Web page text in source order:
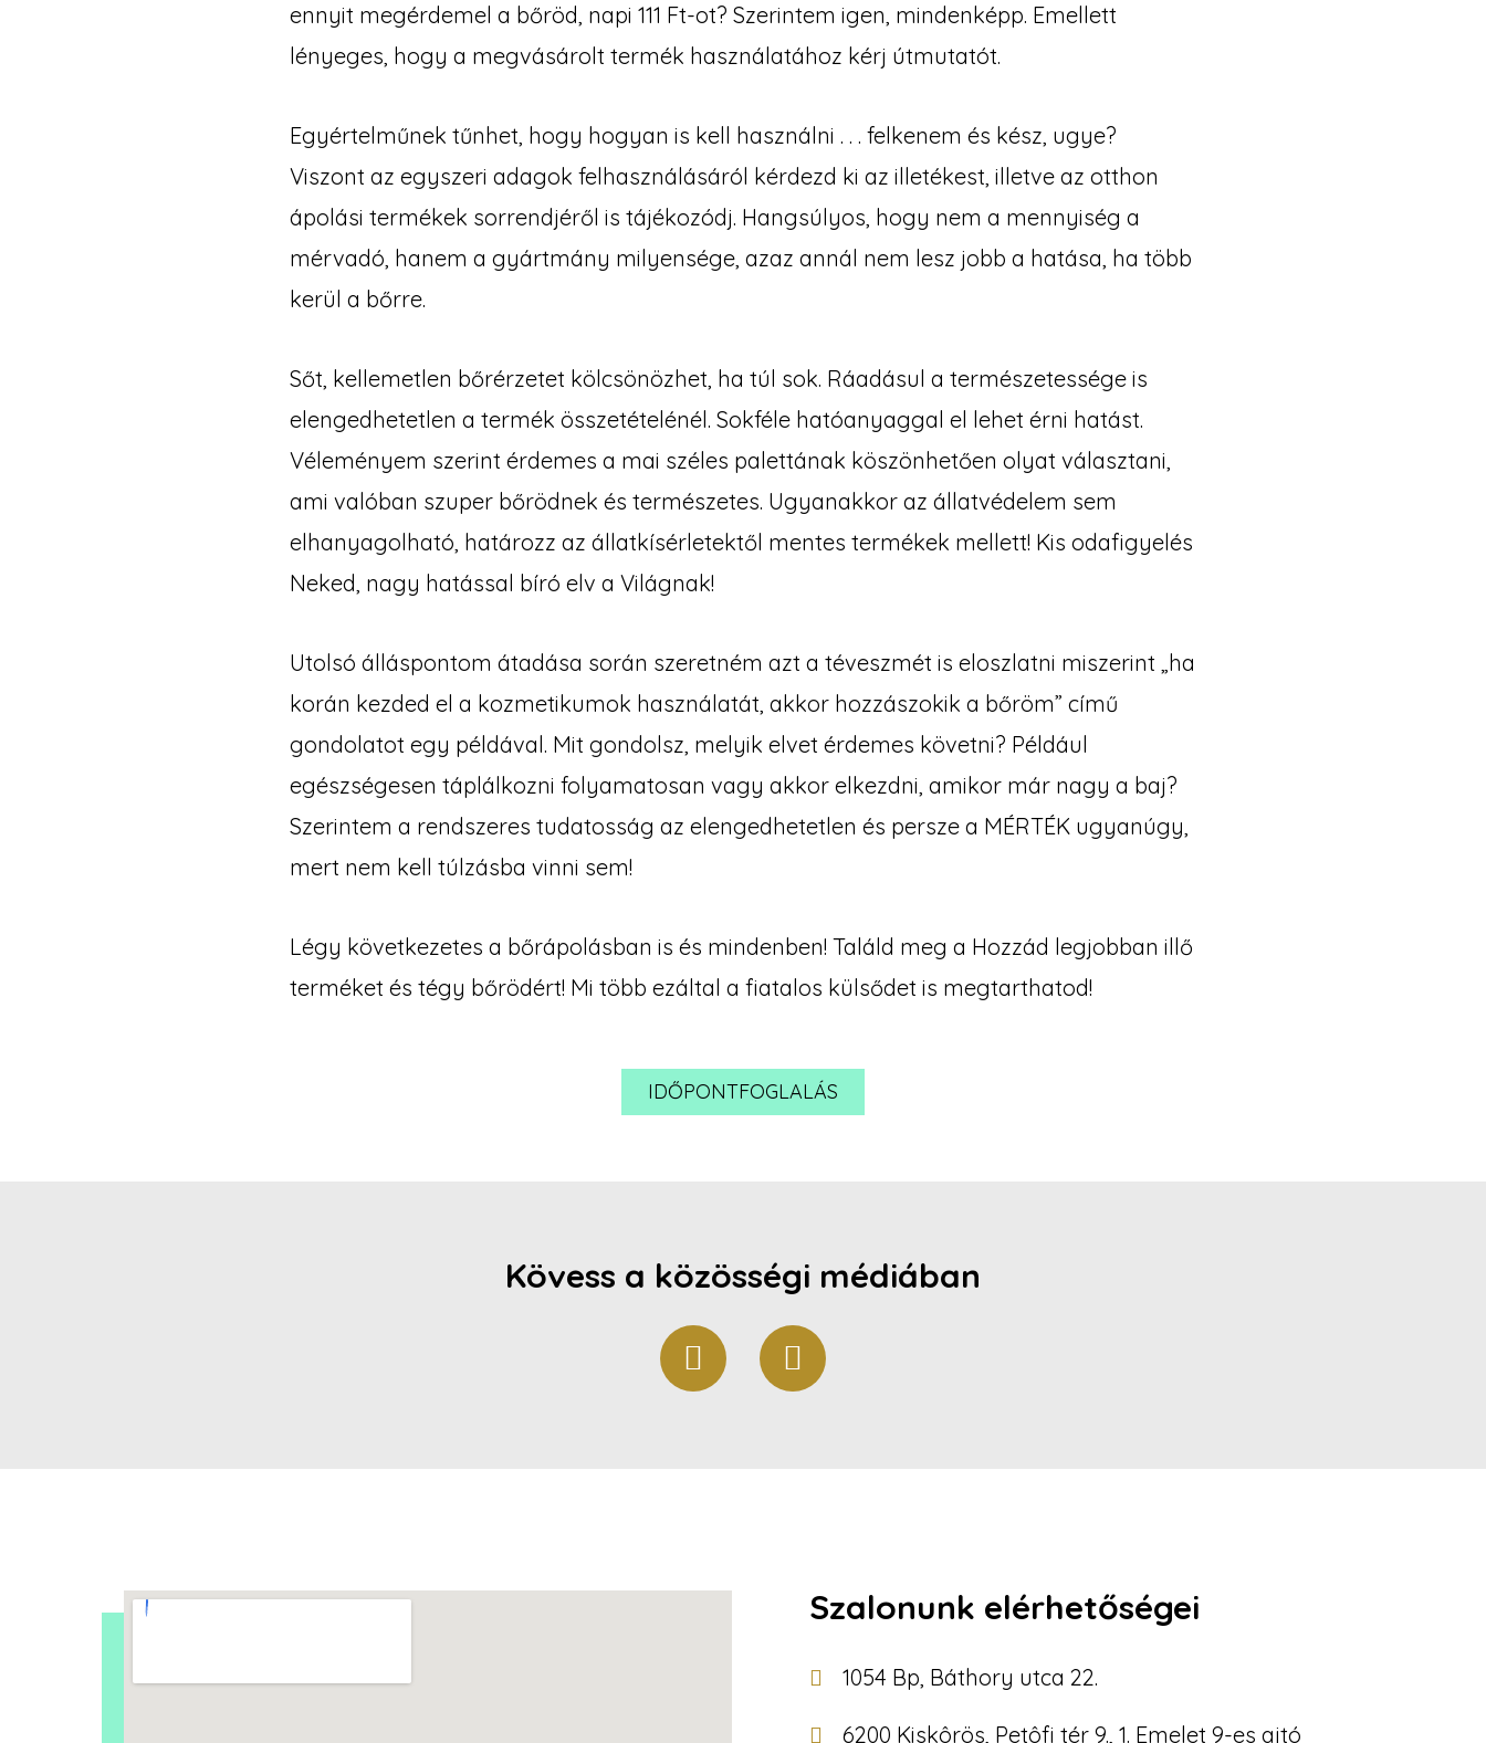
ennyit megérdemel a bőröd, napi 111 Ft-ot? Szerintem igen, mindenképp. Emellett
lényeges, hogy a megvásárolt termék használatához kérj útmutatót.
Egyértelműnek tűnhet, hogy hogyan is kell használni . . . felkenem és kész, ugye?
Viszont az egyszeri adagok felhasználásáról kérdezd ki az illetékest, illetve az otthon
ápolási termékek sorrendjéről is tájékozódj. Hangsúlyos, hogy nem a mennyiség a
mérvadó, hanem a gyártmány milyensége, azaz annál nem lesz jobb a hatása, ha több
kerül a bőrre.
Sőt, kellemetlen bőrérzetet kölcsönözhet, ha túl sok. Ráadásul a természetessége is
elengedhetetlen a termék összetételénél. Sokféle hatóanyaggal el lehet érni hatást.
Véleményem szerint érdemes a mai széles palettának köszönhetően olyat választani,
ami valóban szuper bőrödnek és természetes. Ugyanakkor az állatvédelem sem
elhanyagolható, határozz az állatkísérletektől mentes termékek mellett! Kis odafigyelés
Neked, nagy hatással bíró elv a Világnak!
Utolsó álláspontom átadása során szeretném azt a téveszmét is eloszlatni miszerint „ha
korán kezded el a kozmetikumok használatát, akkor hozzászokik a bőröm” című
gondolatot egy példával. Mit gondolsz, melyik elvet érdemes követni? Például
egészségesen táplálkozni folyamatosan vagy akkor elkezdni, amikor már nagy a baj?
Szerintem a rendszeres tudatosság az elengedhetetlen és persze a MÉRTÉK ugyanúgy,
mert nem kell túlzásba vinni sem!
Légy következetes a bőrápolásban is és mindenben! Találd meg a Hozzád legjobban illő
terméket és tégy bőrödért! Mi több ezáltal a fiatalos külsődet is megtarthatod!
IDŐPONTFOGLALÁS
Kövess a közösségi médiában
Szalonunk elérhetőségei
1054 Bp, Báthory utca 22.
6200 Kiskôrös, Petôfi tér 9., 1. Emelet 9-es ajtó